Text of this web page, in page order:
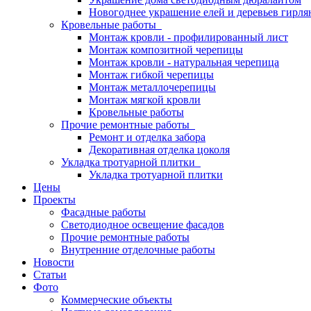
Новогоднее украшение елей и деревьев
Кровельные работы
Монтаж кровли - профилированный лист
Монтаж композитной черепицы
Монтаж кровли - натуральная черепица
Монтаж гибкой черепицы
Монтаж металлочерепицы
Монтаж мягкой кровли
Кровельные работы
Прочие ремонтные работы
Ремонт и отделка забора
Декоративная отделка цоколя
Укладка тротуарной плитки
Укладка тротуарной плитки
Цены
Проекты
Фасадные работы
Светодиодное освещение фасадов
Прочие ремонтные работы
Внутренние отделочные работы
Новости
Статьи
Фото
Коммерческие объекты